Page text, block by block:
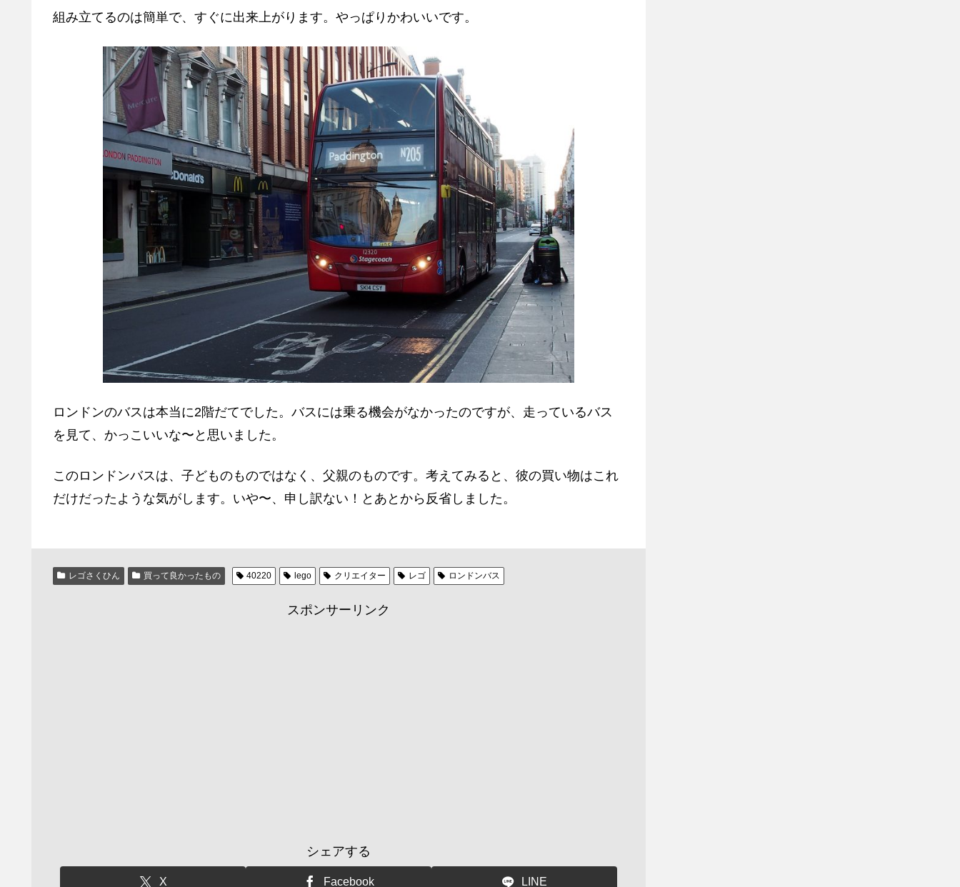
組み立てるのは簡単で、すぐに出来上がります。やっぱりかわいいです。
ロンドンのバスは本当に2階だてでした。バスには乗る機会がなかったのですが、走っているバス
を見て、かっこいいな〜と思いました。
このロンドンバスは、子どものものではなく、父親のものです。考えてみると、彼の買い物はこれ
だけだったような気がします。いや〜、申し訳ない！とあとから反省しました。
レゴさくひん 買って良かったもの 40220 lego クリエイター レゴ ロンドンバス
スポンサーリンク
シェアする
X Facebook LINE